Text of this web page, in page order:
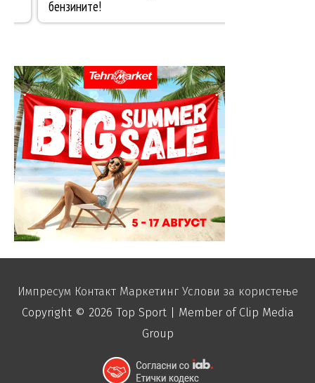
Импресум Контакт Маркетинг Услови за користење
Copyright © 2026 Top Sport| Member of Clip Media
Group